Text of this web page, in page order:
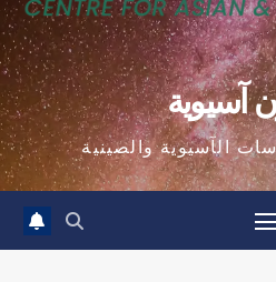
آسيوية
الآسيوية والصينية